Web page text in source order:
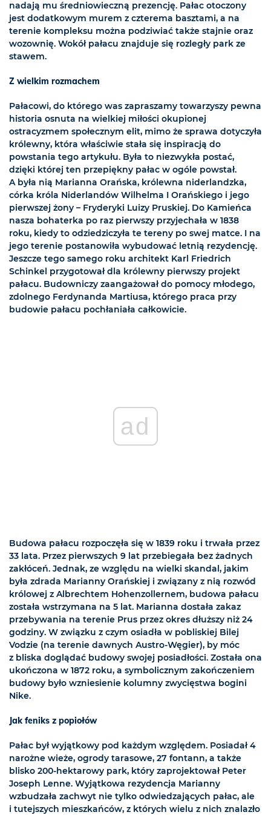
nadają mu średniowieczną prezencję. Pałac otoczony
jest dodatkowym murem z czterema basztami, a na
terenie kompleksu można podziwiać także stajnie oraz
wozownię. Wokół pałacu znajduje się rozległy park ze
stawem.
Z wielkim rozmachem
Pałacowi, do którego was zapraszamy towarzyszy pewna
historia osnuta na wielkiej miłości okupionej
ostracyzmem społecznym elit, mimo że sprawa dotyczyła
królewny, która właściwie stała się inspiracją do
powstania tego artykułu. Była to niezwykła postać,
dzięki której ten przepiękny pałac w ogóle powstał.
A była nią Marianna Orańska, królewna niderlandzka,
córka króla Niderlandów Wilhelma I Orańskiego i jego
pierwszej żony – Fryderyki Luizy Pruskiej. Do Kamieńca
nasza bohaterka po raz pierwszy przyjechała w 1838
roku, kiedy to odziedziczyła te tereny po swej matce. I na
jego terenie postanowiła wybudować letnią rezydencję.
Jeszcze tego samego roku architekt Karl Friedrich
Schinkel przygotował dla królewny pierwszy projekt
pałacu. Budowniczy zaangażował do pomocy młodego,
zdolnego Ferdynanda Martiusa, którego praca przy
budowie pałacu pochłaniała całkowicie.
ad
Budowa pałacu rozpoczęła się w 1839 roku i trwała przez
33 lata. Przez pierwszych 9 lat przebiegała bez żadnych
zakłóceń. Jednak, ze względu na wielki skandal, jakim
była zdrada Marianny Orańskiej i związany z nią rozwód
królowej z Albrechtem Hohenzollernem, budowa pałacu
została wstrzymana na 5 lat. Marianna dostała zakaz
przebywania na terenie Prus przez okres dłuższy niż 24
godziny. W związku z czym osiadła w pobliskiej Bilej
Vodzie (na terenie dawnych Austro-Węgier), by móc
z bliska doglądać budowy swojej posiadłości. Została ona
ukończona w 1872 roku, a symbolicznym zakończeniem
budowy było wzniesienie kolumny zwycięstwa bogini
Nike.
Jak feniks z popiołów
Pałac był wyjątkowy pod każdym względem. Posiadał 4
narożne wieże, ogrody tarasowe, 27 fontann, a także
blisko 200-hektarowy park, który zaprojektował Peter
Joseph Lenne. Wyjątkowa rezydencja Marianny
wzbudzała zachwyt nie tylko odwiedzających pałac, ale
i tutejszych mieszkańców, z których wielu z nich znalazło